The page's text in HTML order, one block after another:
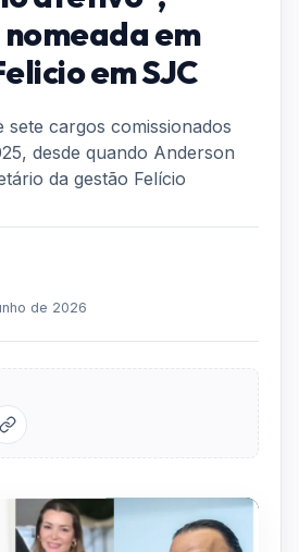
afetivo”, Milena foi nomeada em
por
afetivo”,
em
em SJC
desde quando Anderson
da gestão Felício